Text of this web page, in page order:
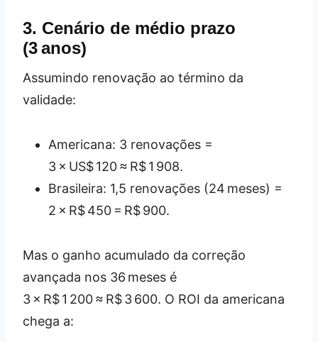
3. Cenário de médio prazo
(3 anos)
Assumindo renovação ao término da
validade:
Americana: 3 renovações =
3 × US$ 120 ≈ R$ 1 908.
Brasileira: 1,5 renovações (24 meses) =
2 × R$ 450 = R$ 900.
Mas o ganho acumulado da correção
avançada nos 36 meses é
3 × R$ 1 200 ≈ R$ 3 600. O ROI da americana
chega a: